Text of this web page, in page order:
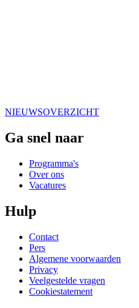
NIEUWSOVERZICHT
Ga snel naar
Programma's
Over ons
Vacatures
Hulp
Contact
Pers
Algemene voorwaarden
Privacy
Veelgestelde vragen
Cookiestatement